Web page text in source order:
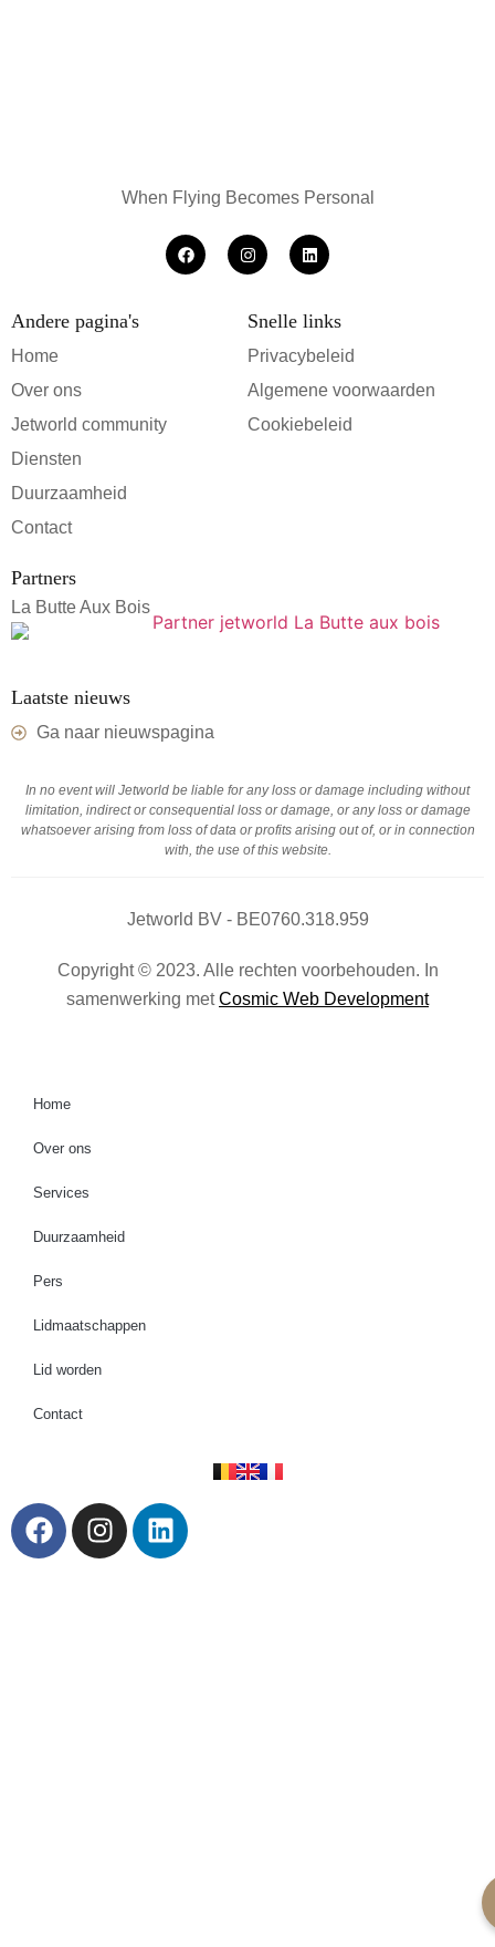
When Flying Becomes Personal
Andere pagina's
Home
Over ons
Jetworld community
Diensten
Duurzaamheid
Contact
Snelle links
Privacybeleid
Algemene voorwaarden
Cookiebeleid
Partners
La Butte Aux Bois
Laatste nieuws
Ga naar nieuwspagina
In no event will Jetworld be liable for any loss or damage including without
limitation, indirect or consequential loss or damage, or any loss or damage
whatsoever arising from loss of data or profits arising out of, or in connection
with, the use of this website.
Jetworld BV - BE0760.318.959
Copyright © 2023. Alle rechten voorbehouden. In
samenwerking metCosmic Web Development
Home
Over ons
Services
Duurzaamheid
Pers
Lidmaatschappen
Lid worden
Contact